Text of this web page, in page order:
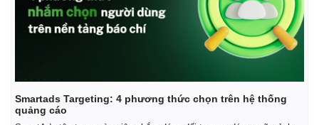
Smartads Targeting: 4 phương thức chọn trên hệ thống
quảng cáo